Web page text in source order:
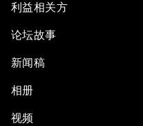
利益相关方
论坛故事
新闻稿
相册
视频